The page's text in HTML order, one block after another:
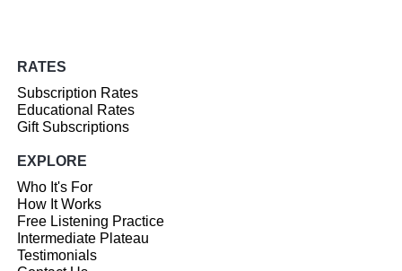
RATES
Subscription Rates
Educational Rates
Gift Subscriptions
EXPLORE
Who It's For
How It Works
Free Listening Practice
Intermediate Plateau
Testimonials